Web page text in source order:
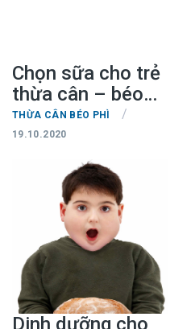
Chọn sữa cho trẻ
thừa cân – béo
phì
THỪA CÂN BÉO PHÌ /
19.10.2020
Dinh dưỡng cho